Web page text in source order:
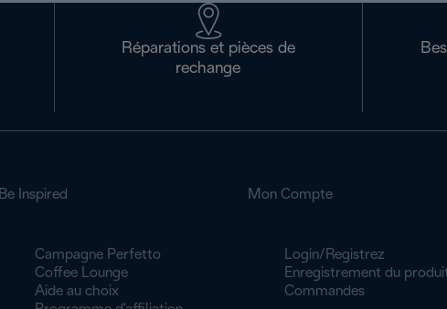
Réparations et pièces de
rechange
Be Inspired
Campagne Perfetto
Coffee Lounge
Aide au choix
Mon Compte
Login/Registrez
Enregistrement du
Commandes